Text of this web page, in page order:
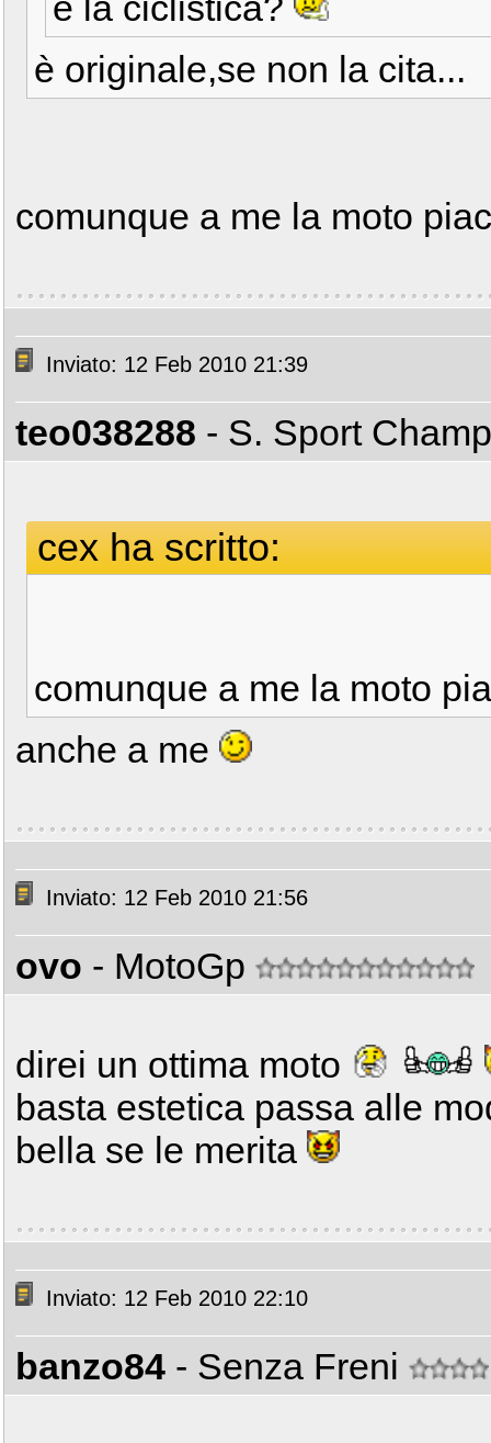
è originale,se non la cita...
comunque a me la moto
Inviato: 12 Feb 2010 21:39
teo038288 - S. Sport
cex ha scritto:
comunque a me la moto
anche a me
Inviato: 12 Feb 2010 21:56
ovo - MotoGp
direi un ottima moto
basta estetica passa alle
bella se le merita
Inviato: 12 Feb 2010 22:10
banzo84 - Senza Freni